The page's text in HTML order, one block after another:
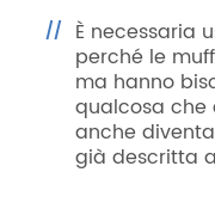
È necessaria
perché le
ma hanno
qualcosa che
anche
già descritta